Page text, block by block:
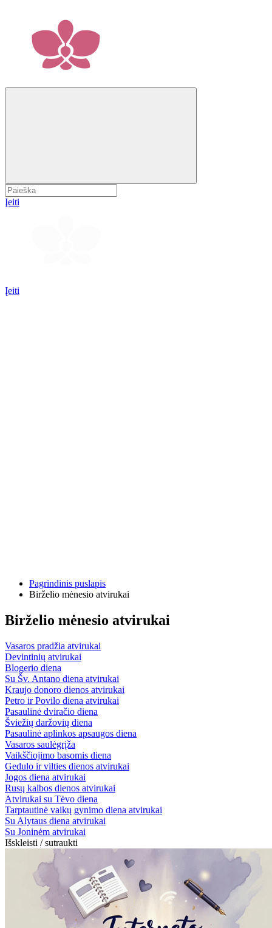
Įeiti
Įeiti
Pagrindinis puslapis
Birželio mėnesio atvirukai
Birželio mėnesio atvirukai
Vasaros pradžia atvirukai
Devintinių atvirukai
Blogerio diena
Su Šv. Antano diena atvirukai
Kraujo donoro dienos atvirukai
Petro ir Povilo diena atvirukai
Pasaulinė dviračio diena
Šviežių daržovių diena
Pasaulinė aplinkos apsaugos diena
Vasaros saulėgrįža
Vaikščiojimo basomis diena
Gedulo ir vilties dienos atvirukai
Jogos diena atvirukai
Rusų kalbos dienos atvirukai
Atvirukai su Tėvo diena
Tarptautinė vaikų gynimo diena atvirukai
Su Alytaus diena atvirukai
Su Joninėm atvirukai
Išskleisti / sutraukti